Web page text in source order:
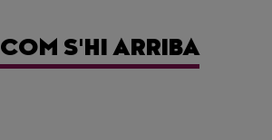
S'HI ARRIBA